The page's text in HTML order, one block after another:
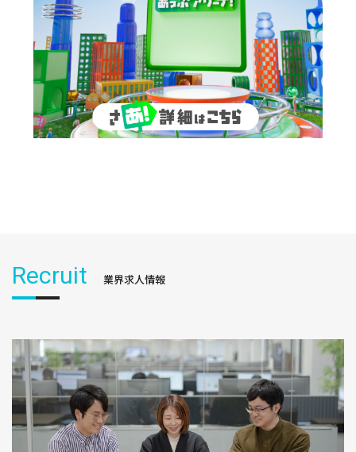
Recruit 業界求人情報